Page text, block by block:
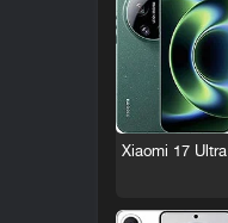
Xiaomi 17 Ultra